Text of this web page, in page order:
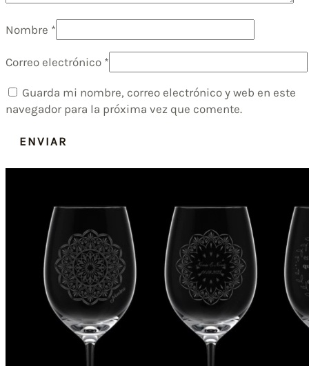
Nombre *
Correo electrónico *
Guarda mi nombre, correo electrónico y web en este
navegador para la próxima vez que comente.